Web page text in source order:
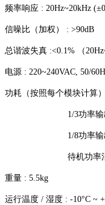
频率响应 : 20Hz~20kHz
信噪比（加权） : >90dB
总谐波失真 :<0.1% （
电源 : 220~240VAC, 50/
功耗（按照每个模块计算
1/3功率输出时（
1/8功率输出时（
待机功率消耗
重量 : 5.5kg
运行温度 / 湿度 : -10°C ~